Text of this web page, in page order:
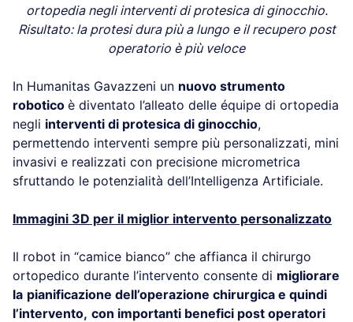
ortopedia negli interventi di protesica di ginocchio.
Risultato: la protesi dura più a lungo e il recupero post
operatorio è più veloce
In Humanitas Gavazzeni un nuovo strumento
robotico è diventato l’alleato delle équipe di ortopedia
negli interventi di protesica di ginocchio,
permettendo interventi sempre più personalizzati, mini
invasivi e realizzati con precisione micrometrica
sfruttando le potenzialità dell’Intelligenza Artificiale.
Immagini 3D per il miglior intervento personalizzato
Il robot in “camice bianco” che affianca il chirurgo
ortopedico durante l’intervento consente di migliorare
la pianificazione dell’operazione chirurgica e quindi
l’intervento, con importanti benefici post operatori